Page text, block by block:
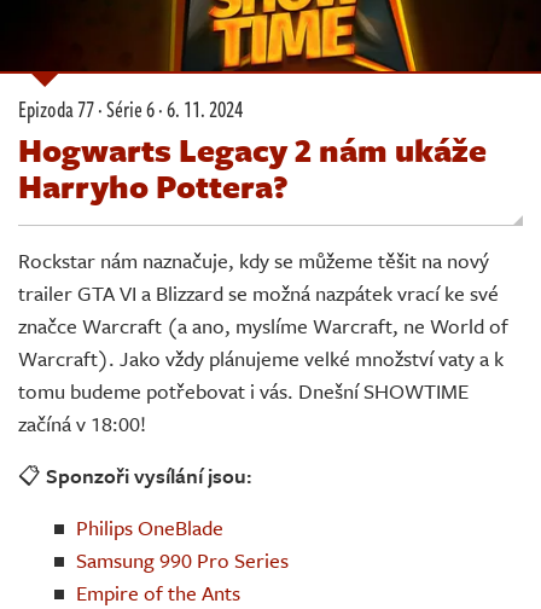
Komunita
Redakce
Živě
Epizoda 77 · Série 6 ·6. 11. 2024
Hogwarts Legacy 2 nám ukáže
Harryho Pottera?
Rockstar nám naznačuje, kdy se můžeme těšit na nový
trailer GTA VI a Blizzard se možná nazpátek vrací ke své
značce Warcraft (a ano, myslíme Warcraft, ne World of
Warcraft). Jako vždy plánujeme velké množství vaty a k
tomu budeme potřebovat i vás. Dnešní SHOWTIME
začíná v 18:00!
📋 Sponzoři vysílání jsou:
Philips OneBlade
Samsung 990 Pro Series
Empire of the Ants